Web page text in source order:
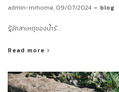
by
admin-mrhome 09/07/2024 blog
รู้จักสาเหตุของน้ำรั…
Read more